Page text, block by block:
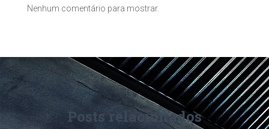
Nenhum comentário para mostrar.
Posts relacionados